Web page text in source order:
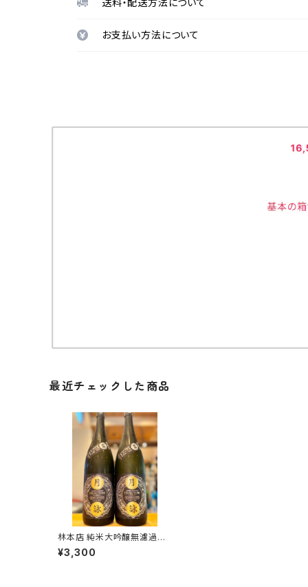
お支払い方法について
最近チェックした商品
林本店 純米大吟醸無濾過生
原酒 月詠‐ARIA‐ 1800ml
１本（林本店・岐阜県各務原市
¥3,300